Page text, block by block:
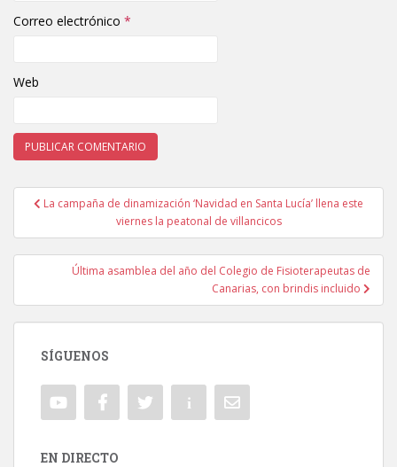
Correo electrónico *
Web
Navegación de entradas
La campaña de dinamización ‘Navidad en Santa Lucía’ llena este
viernes la peatonal de villancicos
Última asamblea del año del Colegio de Fisioterapeutas de
Canarias, con brindis incluido
SÍGUENOS
EN DIRECTO